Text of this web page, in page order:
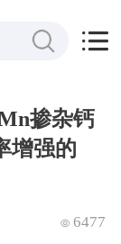
掺杂钙
增强的
6477